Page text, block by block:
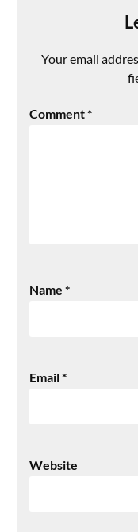
Your email
Comment*
Name*
Email*
Website